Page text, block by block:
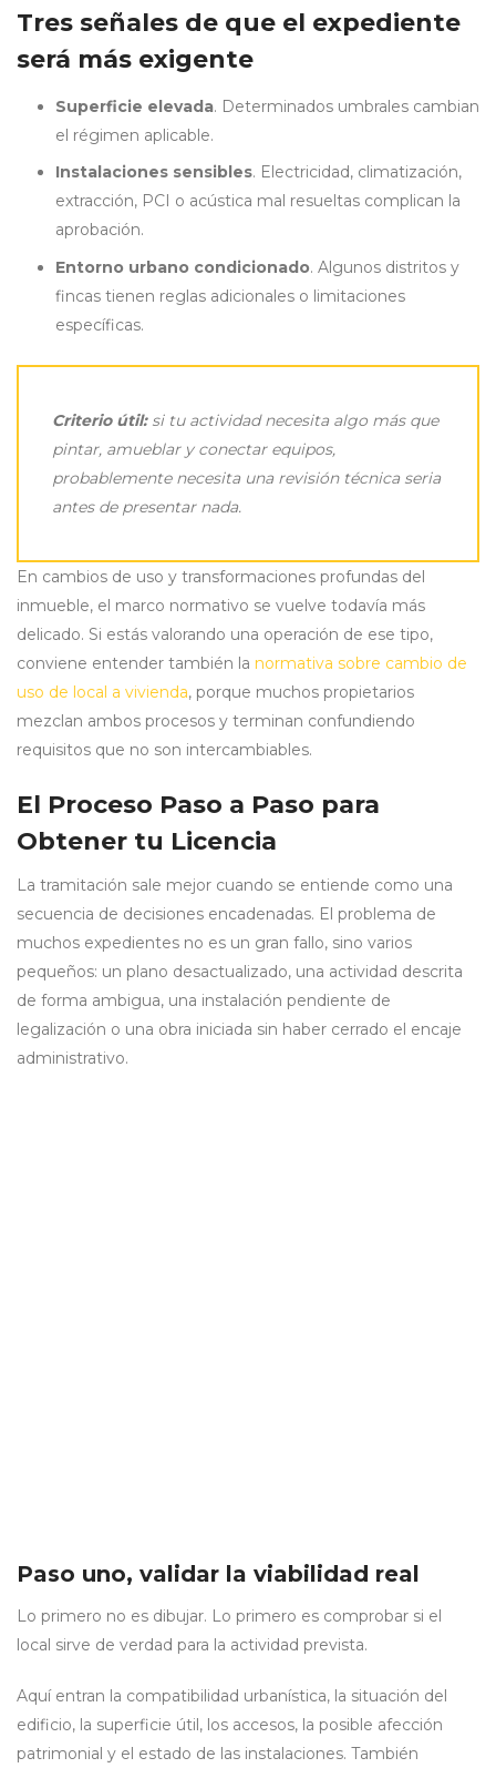
Tres señales de que el expediente
será más exigente
Superficie elevada. Determinados umbrales cambian
el régimen aplicable.
Instalaciones sensibles. Electricidad, climatización,
extracción, PCI o acústica mal resueltas complican la
aprobación.
Entorno urbano condicionado. Algunos distritos y
fincas tienen reglas adicionales o limitaciones
específicas.
Criterio útil:si tu actividad necesita algo más que
pintar, amueblar y conectar equipos,
probablemente necesita una revisión técnica seria
antes de presentar nada.
En cambios de uso y transformaciones profundas del
inmueble, el marco normativo se vuelve todavía más
delicado. Si estás valorando una operación de ese tipo,
conviene entender también la normativa sobre cambio de
uso de local a vivienda, porque muchos propietarios
mezclan ambos procesos y terminan confundiendo
requisitos que no son intercambiables.
El Proceso Paso a Paso para
Obtener tu Licencia
La tramitación sale mejor cuando se entiende como una
secuencia de decisiones encadenadas. El problema de
muchos expedientes no es un gran fallo, sino varios
pequeños: un plano desactualizado, una actividad descrita
de forma ambigua, una instalación pendiente de
legalización o una obra iniciada sin haber cerrado el encaje
administrativo.
Paso uno, validar la viabilidad real
Lo primero no es dibujar. Lo primero es comprobar si el
local sirve de verdad para la actividad prevista.
Aquí entran la compatibilidad urbanística, la situación del
edificio, la superficie útil, los accesos, la posible afección
patrimonial y el estado de las instalaciones. También